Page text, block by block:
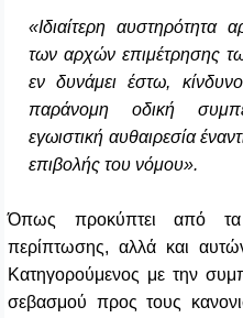
«Ιδιαίτερη αυστηρότητα
των αρχών επιμέτρησης
εν δυνάμει έστω,
παράνομη οδική
εγωιστική αυθαιρεσία
επιβολής του νόμου».
Όπως προκύπτει από
περίπτωσης, αλλά και
Κατηγορούμενος με την
σεβασμού προς τους